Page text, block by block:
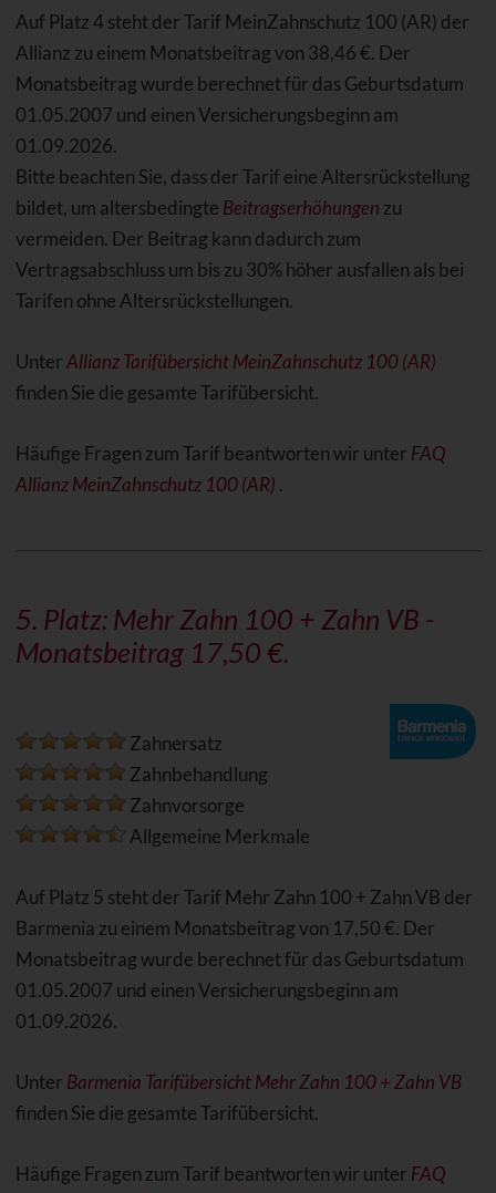
Auf Platz 4 steht der Tarif MeinZahnschutz 100 (AR) der
Allianz zu einem Monatsbeitrag von 38,46 €. Der
Monatsbeitrag wurde berechnet für das Geburtsdatum
01.05.2007 und einen Versicherungsbeginn am
01.09.2026.
Bitte beachten Sie, dass der Tarif eine Altersrückstellung
bildet, um altersbedingte Beitragserhöhungen zu
vermeiden. Der Beitrag kann dadurch zum
Vertragsabschluss um bis zu 30% höher ausfallen als bei
Tarifen ohne Altersrückstellungen.
UnterAllianz Tarifübersicht MeinZahnschutz 100 (AR)
finden Sie die gesamte Tarifübersicht.
Häufige Fragen zum Tarif beantworten wir unter FAQ
Allianz MeinZahnschutz 100 (AR) .
5. Platz: Mehr Zahn 100 + Zahn VB -
Monatsbeitrag 17,50 €.
Zahnersatz
Zahnbehandlung
Zahnvorsorge
Allgemeine Merkmale
Auf Platz 5 steht der Tarif Mehr Zahn 100 + Zahn VB der
Barmenia zu einem Monatsbeitrag von 17,50 €. Der
Monatsbeitrag wurde berechnet für das Geburtsdatum
01.05.2007 und einen Versicherungsbeginn am
01.09.2026.
Unter Barmenia Tarifübersicht Mehr Zahn 100 + Zahn VB
finden Sie die gesamte Tarifübersicht.
Häufige Fragen zum Tarif beantworten wir unter FAQ